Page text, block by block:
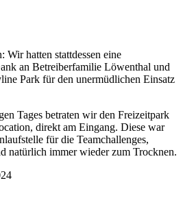
Wir hatten stattdessen eine
an Betreiberfamilie Löwenthal und
Park für den unermüdlichen Einsatz
Tages betraten wir den Freizeitpark
direkt am Eingang. Diese war
für die Teamchallenges,
natürlich immer wieder zum Trocknen.